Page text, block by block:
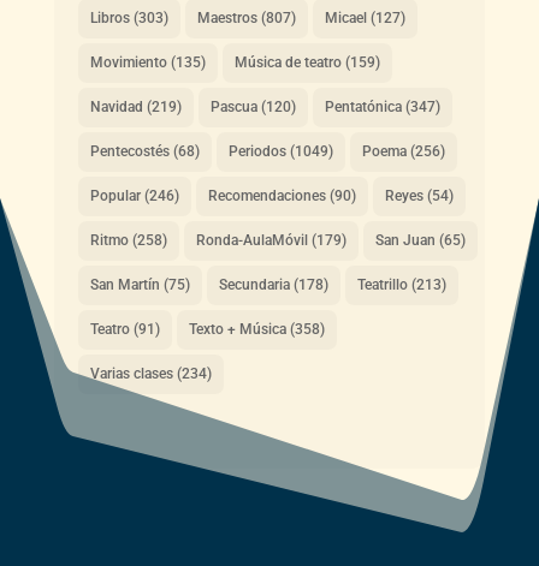
Libros(303) Maestros(807) Micael (127)
Movimiento(135) Música de teatro(159)
Navidad (219) Pascua(120) Pentatónica(347)
Pentecostés(68) Periodos(1049) Poema(256)
Popular(246) Recomendaciones(90) Reyes(54)
Ritmo(258) Ronda-AulaMóvil (179) San Juan (65)
San Martín (75) Secundaria(178) Teatrillo(213)
Teatro(91) Texto + Música(358)
Varias clases(234)